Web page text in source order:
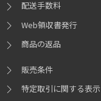
配送手数料
Web領収書発行
商品の返品
販売条件
特定取引に関する表示